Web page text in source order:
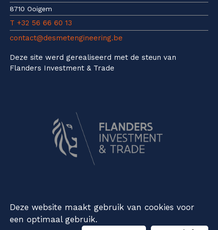
Deze website maakt gebruik van cookies voor
een optimaal gebruik.
8710 Ooigem
T +32 56 66 60 13
contact@desmetengineering.be
Deze site werd gerealiseerd met de steun van
Flanders Investment & Trade
Privacy Cookieverklaring Disclaimer
webdesign © cdesign.be